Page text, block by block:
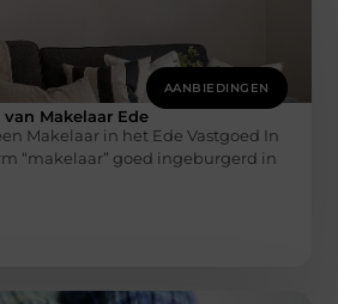
AANBIEDINGEN
Makelaar Ede
Makelaar in het Ede Vastgoed In
“makelaar” goed ingeburgerd in